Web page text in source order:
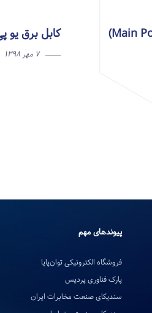
کابل برق یو
۷ مهر ۱۳۹۸
پیوندهای مهم
فروشگاه الکترونیکی توان‌پایا
پارک فناوری پردیس
سندیکای صنعت مخابرات ایران